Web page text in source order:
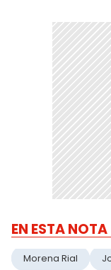
EN ESTA NOTA
Morena Rial